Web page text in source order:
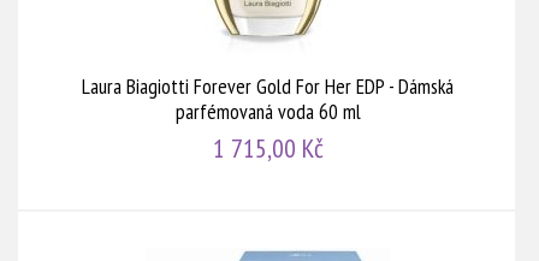
Laura Biagiotti Forever Gold For Her EDP - Dámská
parfémovaná voda 60 ml
1 715,00 Kč